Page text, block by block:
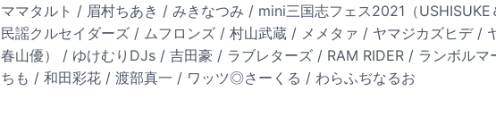
ママタルト / 眉村ちあき / みきなつみ / mini三国志フェス2021（
民謡クルセイダーズ / ムフロンズ / 村山武蔵 / メメタァ / ヤマジカズヒデ /
春山優） / ゆけむりDJs / 吉田豪 / ラブレターズ / RAM RIDER / ランボル
ちも / 和田彩花 / 渡部真一 / ワッツ◎さーくる / わらふぢなるお